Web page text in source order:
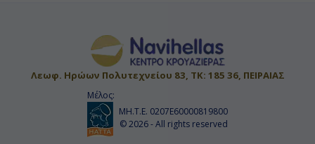
Αποβίβαση
Λεωφ. Ηρώων Πολυτεχνείου 83, ΤΚ: 185 36, ΠΕΙΡΑΙΑΣ
Μέλος:
ΜΗ.Τ.Ε. 0207Ε60000819800
© 2026 - All rights reserved